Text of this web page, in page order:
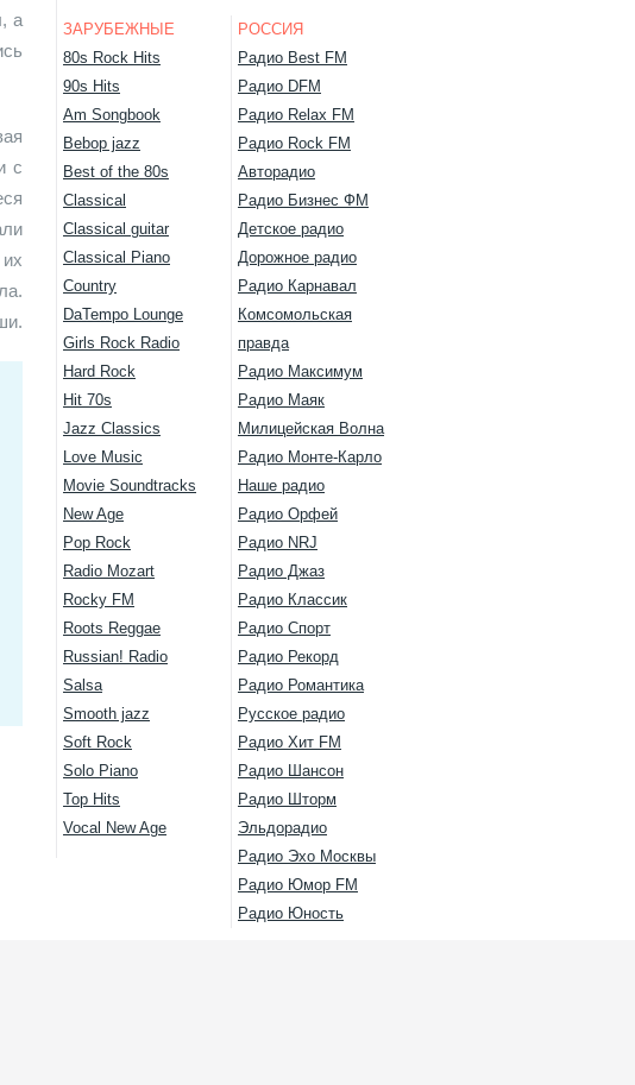
а
с
ЗАРУБЕЖНЫЕ
80s Rock Hits
90s Hits
Am Songbook
Bebop jazz
Best of the 80s
Classical
Classical guitar
Classical Piano
Country
DaTempo Lounge
Girls Rock Radio
Hard Rock
Hit 70s
Jazz Classics
Love Music
Movie Soundtracks
New Age
Pop Rock
Radio Mozart
Rocky FM
Roots Reggae
Russian! Radio
Salsa
Smooth jazz
Soft Rock
Solo Piano
Top Hits
Vocal New Age
РОССИЯ
Радио Best FM
Радио DFM
Радио Relax FM
Радио Rock FM
Авторадио
Радио Бизнес ФМ
Детское радио
Дорожное радио
Радио Карнавал
Комсомольская
правда
Радио Максимум
Радио Маяк
Милицейская Волна
Радио Монте-Карло
Наше радио
Радио Орфей
Радио NRJ
Радио Джаз
Радио Классик
Радио Спорт
Радио Рекорд
Радио Романтика
Русское радио
Радио Хит FM
Радио Шансон
Радио Шторм
Эльдорадио
Радио Эхо Москвы
Радио Юмор FM
Радио Юность